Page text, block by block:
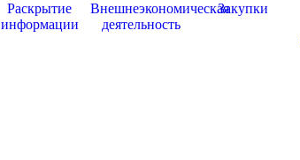
Раскрытие
информации
Внешнеэкономическая
деятельность
Закупки